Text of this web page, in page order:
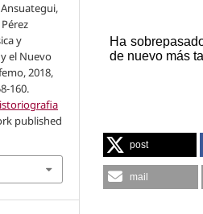
y
el Nuevo
2018,
160.
published
post
mail